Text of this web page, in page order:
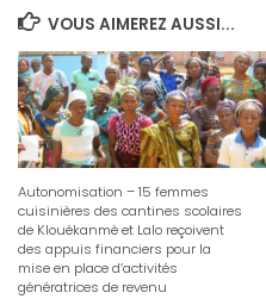
VOUS AIMEREZ AUSSI...
Autonomisation – 15 femmes
cuisinières des cantines scolaires
de Klouékanmè et Lalo reçoivent
des appuis financiers pour la
mise en place d’activités
génératrices de revenu